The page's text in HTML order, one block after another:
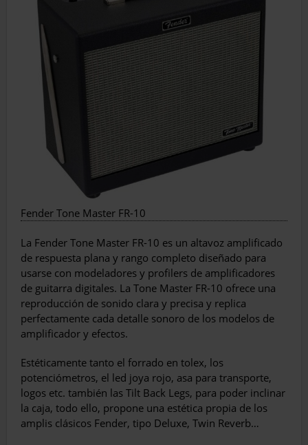
Fender Tone Master FR-10
La Fender Tone Master FR-10 es un altavoz amplificado
de respuesta plana y rango completo diseñado para
usarse con modeladores y profilers de amplificadores
de guitarra digitales. La Tone Master FR-10 ofrece una
reproducción de sonido clara y precisa y replica
perfectamente cada detalle sonoro de los modelos de
amplificador y efectos.
Estéticamente tanto el forrado en tolex, los
potenciómetros, el led joya rojo, asa para transporte,
logos etc. también las Tilt Back Legs, para poder inclinar
la caja, todo ello, propone una estética propia de los
amplis clásicos Fender, tipo Deluxe, Twin Reverb…